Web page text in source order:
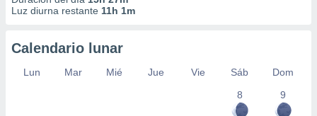
Luz diurna restante 11h 1m
Calendario lunar
Lun Mar Mié Jue Vie Sáb
Dom
8
9